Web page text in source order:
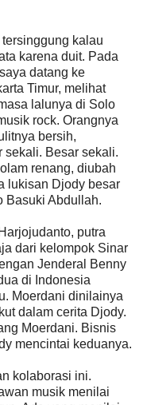
kalau
karena duit. Pada
datang ke
Timur, melihat
lalunya di Solo
rock. Orangnya
bersih,
sekali. Besar sekali.
renang, diubah
lukisan Djody besar
Basuki Abdullah.
putra
dari kelompok Sinar
Jenderal Benny
di Indonesia
Moerdani dinilainya
dalam cerita Djody.
Moerdani. Bisnis
mencintai keduanya.
kolaborasi ini.
musik menilai